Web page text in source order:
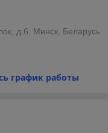
д.6, Минск, Беларусь
график работы